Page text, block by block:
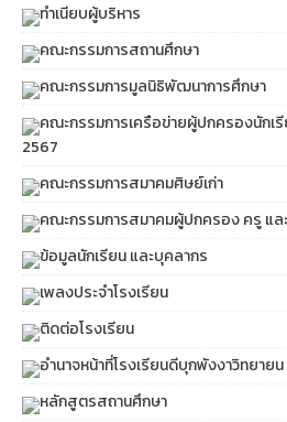
ทำเนียบผู้บริหาร
คณะกรรมการสถานศึกษา
คณะกรรมการมูลนิธิพัฒนาการศึกษา
คณะกรรมการเครือข่ายผู้ปกครองนักเ
2567
คณะกรรมการสมาคมศิษย์เก่า
คณะกรรมการสมาคมผู้ปกครอง ครู แล
ข้อมูลนักเรียน และบุคลากร
เพลงประจำโรงเรียน
ติดต่อโรงเรียน
อำนาจหน้าที่โรงเรียนดีบุกพังงาวิทยายน
หลักสูตรสถานศึกษา